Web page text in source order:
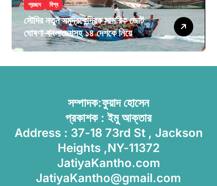
প্রচ্ছদ বিশ্ব
সৌদির নতুন সমুদ্রকেন্দ্রিক সামরিক জোট
ঘোষণা বাংলাদেশসহ ১৪ দেশকে নিয়ে
সম্পাদক:ফুয়াদ হোসেন
প্রকাশক : ইমু আক্তার
Address : 37-18 73rd St , Jackson
Heights ,NY-11372
JatiyaKantho.com
JatiyaKantho@gmail.com